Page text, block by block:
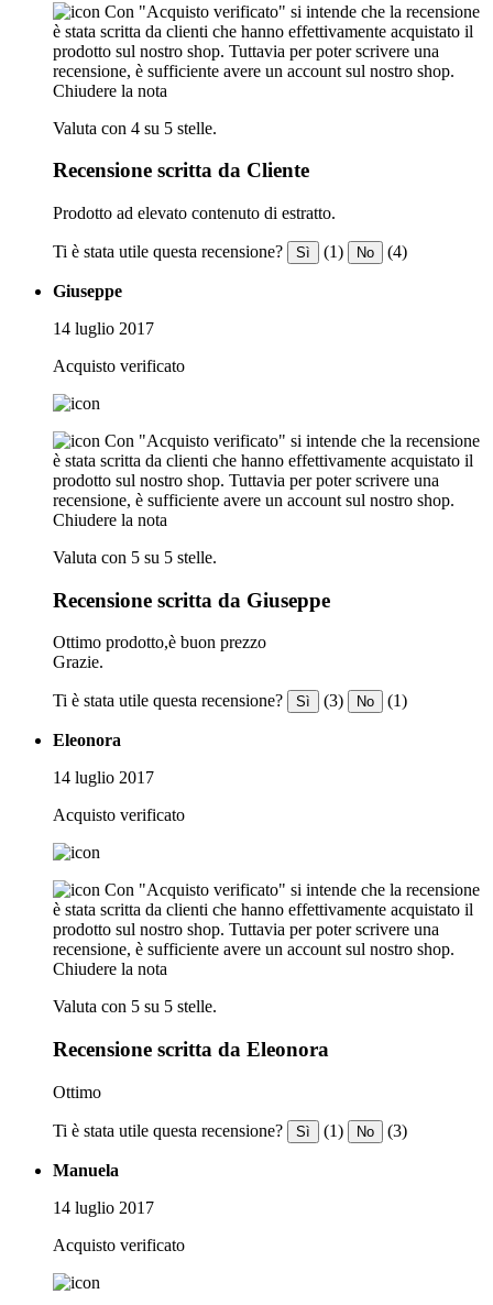
Con "Acquisto verificato" si intende che la recensione
è stata scritta da clienti che hanno effettivamente acquistato il
prodotto sul nostro shop. Tuttavia per poter scrivere una
recensione, è sufficiente avere un account sul nostro shop.
Chiudere la nota
Valuta con 4 su 5 stelle.
Recensione scritta da Cliente
Prodotto ad elevato contenuto di estratto.
Ti è stata utile questa recensione? Sì (1) No (4)
Giuseppe
14 luglio 2017
Acquisto verificato
Con "Acquisto verificato" si intende che la recensione
è stata scritta da clienti che hanno effettivamente acquistato il
prodotto sul nostro shop. Tuttavia per poter scrivere una
recensione, è sufficiente avere un account sul nostro shop.
Chiudere la nota
Valuta con 5 su 5 stelle.
Recensione scritta da Giuseppe
Ottimo prodotto,è buon prezzo
Grazie.
Ti è stata utile questa recensione? Sì (3) No (1)
Eleonora
14 luglio 2017
Acquisto verificato
Con "Acquisto verificato" si intende che la recensione
è stata scritta da clienti che hanno effettivamente acquistato il
prodotto sul nostro shop. Tuttavia per poter scrivere una
recensione, è sufficiente avere un account sul nostro shop.
Chiudere la nota
Valuta con 5 su 5 stelle.
Recensione scritta da Eleonora
Ottimo
Ti è stata utile questa recensione? Sì (1) No (3)
Manuela
14 luglio 2017
Acquisto verificato